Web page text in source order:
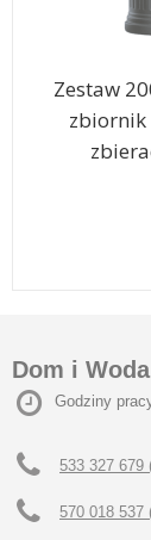
Zestaw
zbiornik
Dom i
Godziny
533 327 679
570 018 537